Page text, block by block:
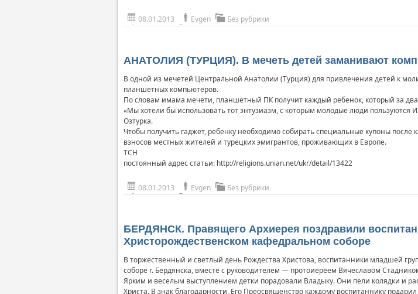
08.01.2013 Evgen Без рубрики
АНАТОЛИЯ (ТУРЦИЯ). В мечеть детей заманивают
В одной из мечетей Центральной Анатолии (Турция) для привлечения детей к
планшетных компьютеров.
По словам имама мечети, планшетный ПК получит каждый ребенок, который за
«Мы хотели бы использовать тот энтузиазм, с которым молодые люди
Озтурка.
Чтобы получить гаджет, ребенку необходимо собирать специальные купоны
взносов местных жителей и турецких эмигрантов, проживающих в Европе.
ТСН
постоянный адрес статьи: http://religions.unian.net/ukr/detail/13422
08.01.2013 Evgen Без рубрики
БЕРДЯНСК. Правящего Архиерея поздравили
Христорождественском кафедральном соборе
В торжественный и светлый день Рождества Христова, воспитанники младшей
соборе г. Бердянска, вместе с руководителем — протоиереем Вячеславом
Ярким и веселым выступлением детки порадовали Владыку. Они пели колядки и
Христа. В знак благодарности, Его Преосвященство каждому воспитаннику